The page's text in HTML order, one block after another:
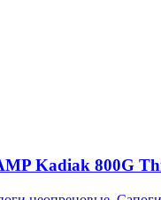
Kadiak 800G